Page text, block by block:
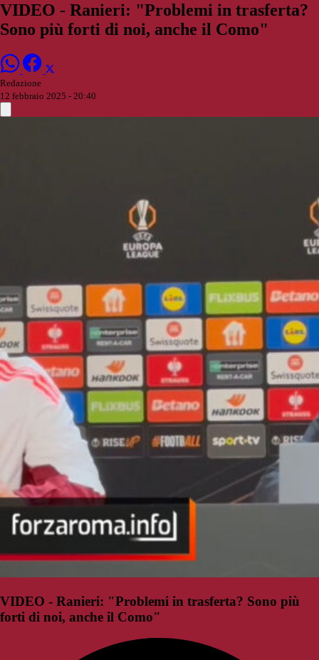
VIDEO - Ranieri: "Problemi in trasferta?
Sono più forti di noi, anche il Como"
Redazione
12 febbraio 2025 - 20:40
VIDEO - Ranieri: "Problemi in trasferta? Sono più
forti di noi, anche il Como"